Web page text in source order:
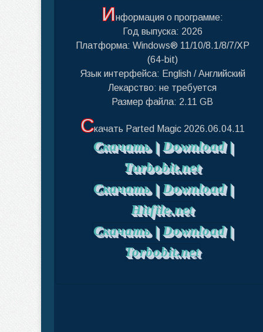
Информация о программе:
Год выпуска: 2026
Платформа: Windows® 11/10/8.1/8/7/XP
(64-bit)
Язык интерфейса: English / Английский
Лекарство: не требуется
Размер файла: 2.11 GB
Скачать Parted Magic 2026.06.04.11
Скачать | Download |
Turbobit.net
Скачать | Download |
Hitfile.net
Скачать | Download |
Torbobit.net